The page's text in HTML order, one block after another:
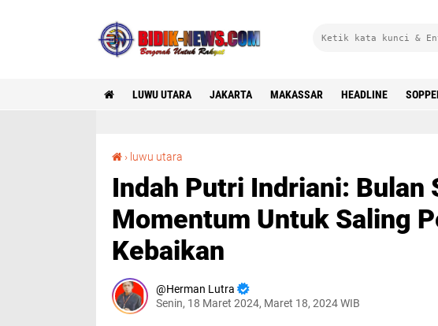
LUWU UTARA JAKARTA MAKASSAR HEADLINE
› luwu utara
Indah Putri Indriani: Bulan
Momentum Untuk Saling
Kebaikan
Herman Lutra
Senin, 18 Maret 2024, Maret 18, 2024 WIB